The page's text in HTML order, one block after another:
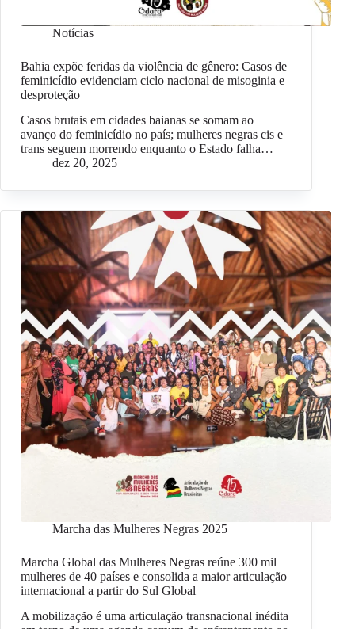
Notícias
Bahia expõe feridas da violência de gênero: Casos de
feminicídio evidenciam ciclo nacional de misoginia e
desproteção
Casos brutais em cidades baianas se somam ao
avanço do feminicídio no país; mulheres negras cis e
trans seguem morrendo enquanto o Estado falha…
dez 20, 2025
Marcha das Mulheres Negras 2025
Marcha Global das Mulheres Negras reúne 300 mil
mulheres de 40 países e consolida a maior articulação
internacional a partir do Sul Global
A mobilização é uma articulação transnacional inédita